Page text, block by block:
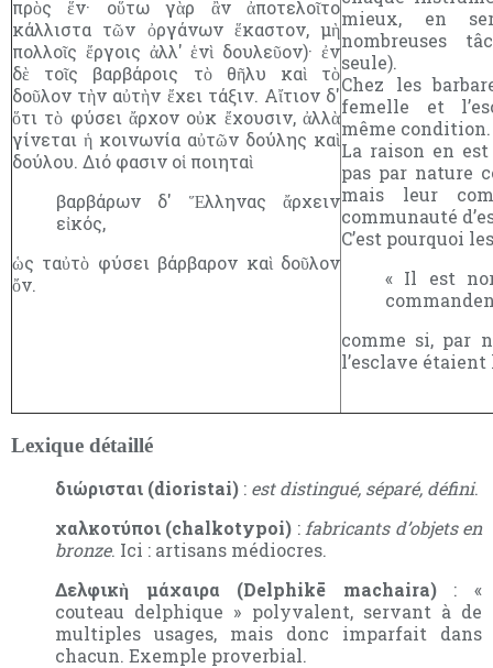
πρὸς ἕν· οὕτω γὰρ ἂν ἀποτελοῖτο
κάλλιστα τῶν ὀργάνων ἕκαστον, μὴ
πολλοῖς ἔργοις ἀλλ' ἑνὶ δουλεῦον)· ἐν
δὲ τοῖς βαρβάροις τὸ θῆλυ καὶ τὸ
δοῦλον τὴν αὐτὴν ἔχει τάξιν. Αἴτιον δ'
ὅτι τὸ φύσει ἄρχον οὐκ ἔχουσιν, ἀλλὰ
γίνεται ἡ κοινωνία αὐτῶν δούλης καὶ
δούλου. Διό φασιν οἱ ποιηταὶ
βαρβάρων δ' Ἕλληνας ἄρχειν
εἰκός,
ὡς ταὐτὸ φύσει βάρβαρον καὶ δοῦλον
ὄν.
mieux, en
nombreuses
seule).
Chez les
femelle et
même condition.
La raison en est
pas par nature
mais leur
communauté
C’est pourquoi
« Il est
comme si, par
l’esclave étaient
Lexique détaillé
διώρισται (dioristai) : est distingué, séparé, défini.
χαλκοτύποι (chalkotypoi) : fabricants d’objets en
bronze. Ici : artisans médiocres.
Δελφικὴ μάχαιρα (Delphikē machaira): «
couteau delphique » polyvalent, servant à de
multiples usages, mais donc imparfait dans
chacun. Exemple proverbial.